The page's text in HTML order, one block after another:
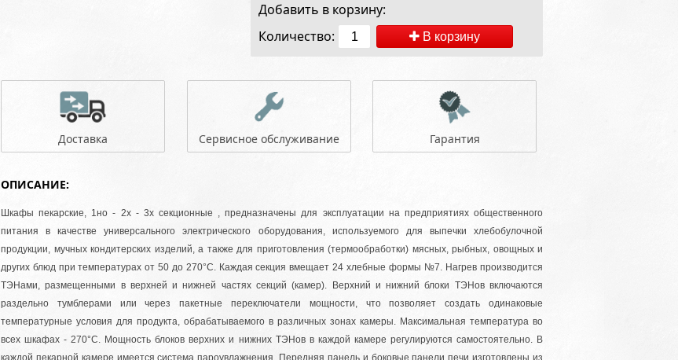
Добавить в корзину:
Количество:
В корзину
Доставка Сервисное обслуживание Гарантия
ОПИСАНИЕ:
Шкафы пекарские, 1но - 2х - 3х секционные , предназначены для эксплуатации на предприятиях общественного
питания в качестве универсального электрического оборудования, используемого для выпечки хлебобулочной
продукции, мучных кондитерских изделий, а также для приготовления (термообработки) мясных, рыбных, овощных и
других блюд при температурах от 50 до 270°C. Каждая секция вмещает 24 хлебные формы №7. Нагрев производится
ТЭНами, размещенными в верхней и нижней частях секций (камер). Верхний и нижний блоки ТЭНов включаются
раздельно тумблерами или через пакетные переключатели мощности, что позволяет создать одинаковые
температурные условия для продукта, обрабатываемого в различных зонах камеры. Максимальная температура во
всех шкафах - 270°C. Мощность блоков верхних и нижних ТЭНов в каждой камере регулируются самостоятельно. В
каждой пекарной камере имеется система пароувлажнения. Передняя панель и боковые панели печи изготовлены из